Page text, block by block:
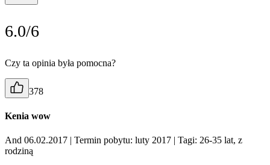
6.0/6
Czy ta opinia była pomocna?
378
Kenia wow
And 06.02.2017 | Termin pobytu: luty 2017 | Tagi: 26-35 lat, z
rodziną